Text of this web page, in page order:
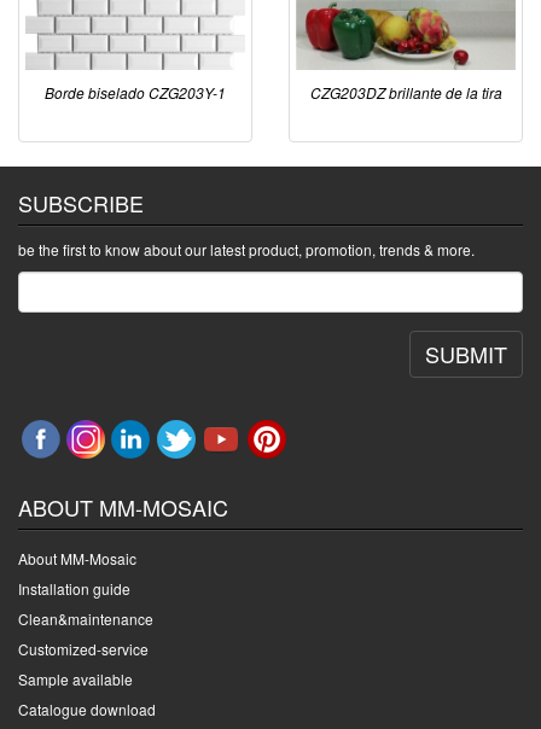
Borde biselado CZG203Y-1 CZG203DZ brillante de la tira
SUBSCRIBE
be the first to know about our latest product, promotion, trends & more.
SUBMIT
ABOUT MM-MOSAIC
About MM-Mosaic
Installation guide
Clean&maintenance
Customized-service
Sample available
Catalogue download